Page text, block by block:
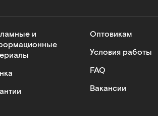
и
Оптовикам
Условия работы
FAQ
Вакансии